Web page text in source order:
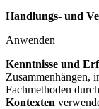
Handlungs- und
Anwenden
Kenntnisse und
Zusammenhängen,
Fachmethoden
Kontexten